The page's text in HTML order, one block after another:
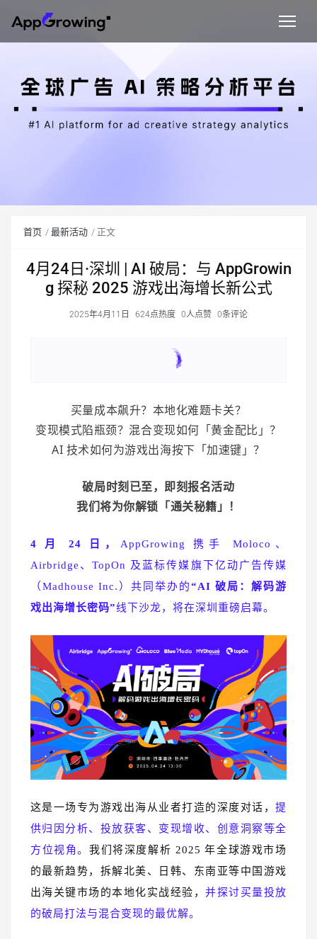
首页 最新活动 正文
4月24日·深圳 | AI 破局：与 AppGrowin
g 探秘 2025 游戏出海增长新公式
2025年4月11日 624点热度 0人点赞 0条评论
买量成本飙升？本地化难题卡关？
变现模式陷瓶颈？ 混合变现如何「黄金配比」？
AI 技术如何为游戏出海按下「加速键」？
破局时刻已至，即刻报名活动
我们将为你解锁 「通关秘籍」 ！
4 月 24 日，AppGrowing 携手 Moloco、
Airbridge、TopOn 及蓝标传媒旗下亿动广告传媒
（Madhouse Inc.）共同举办的“AI 破局：解码游
戏出海增长密码”线下沙龙，将在深圳重磅启幕。
这是一场专为游戏出海从业者打造的深度对话， 提
供归因分析、投放获客、变现增收、创意洞察等全
方位视角。 我们将深度解析 2025 年全球游戏市场
的最新趋势，拆解北美、日韩、东南亚等中国游戏
出海关键市场的本地化实战经验，并探讨买量投放
的破局打法与混合变现的最优解。